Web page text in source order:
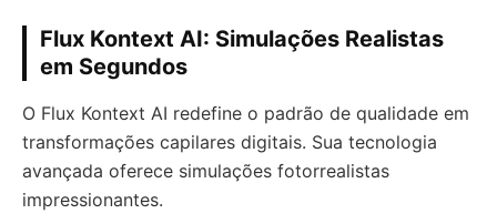
Flux Kontext AI: Simulações Realistas
em Segundos
O Flux Kontext AI redefine o padrão de qualidade em
transformações capilares digitais. Sua tecnologia
avançada oferece simulações fotorrealistas
impressionantes.